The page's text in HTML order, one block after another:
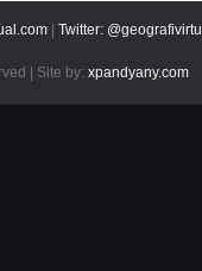
Twitter:
| Site by: xpandyany.com